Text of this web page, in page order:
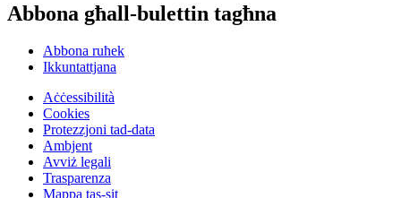
Abbona għall-bulettin tagħna
Abbona ruħek
Ikkuntattjana
Aċċessibilità
Cookies
Protezzjoni tad-data
Ambjent
Avviż legali
Trasparenza
Mappa tas-sit